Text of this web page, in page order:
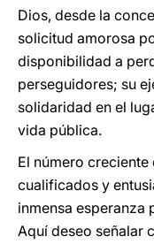
Dios, desde la
solicitud amorosa
disponibilidad a
perseguidores; su
solidaridad en el
vida pública.
El número
cualificados y
inmensa esperanza
Aquí deseo señalar